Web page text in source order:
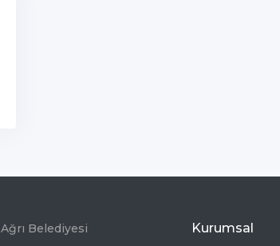
Ağrı Belediyesi
Kurumsal